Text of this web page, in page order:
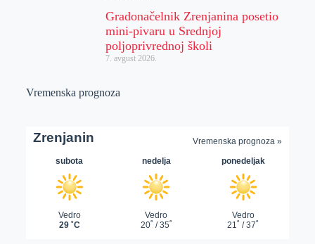
Gradonačelnik Zrenjanina posetio
mini-pivaru u Srednjoj
poljoprivrednoj školi
7. avgust 2026.
Vremenska prognoza